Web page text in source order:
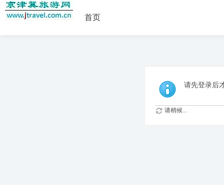
首页
请先登录后
请稍候...